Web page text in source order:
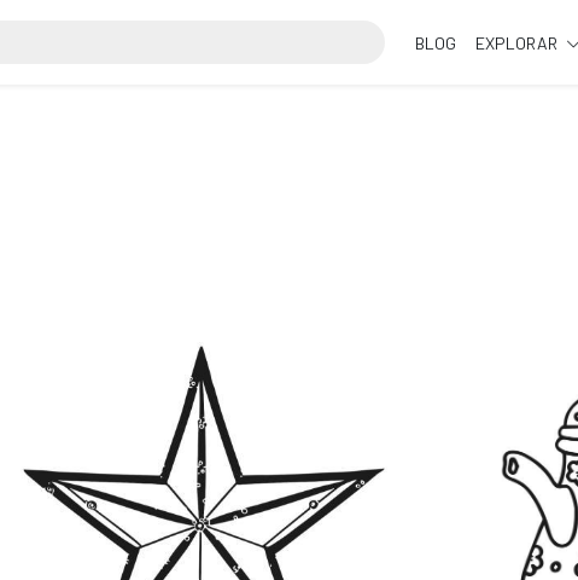
BLOG EXPLORAR